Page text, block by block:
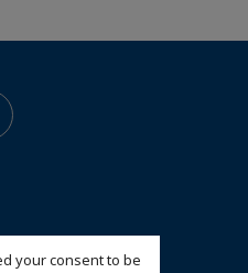
your consent to be